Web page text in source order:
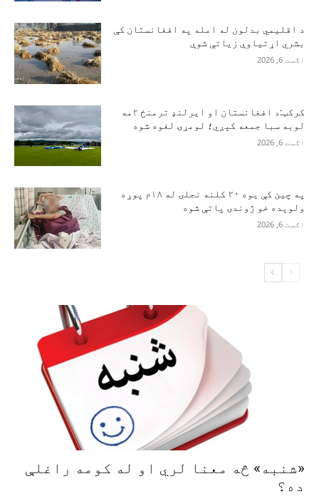
د اقلیمي بدلون له امله په افغانستان کې
بشري اړتیاوې زیاتې شوې
اګست 6, 2026
کرکټ:د افغانستان او ایرلنډ ترمنځ ۲مه
لوبه سبا جمعه کېږي؛ لومړۍ لغوه شوه
اګست 6, 2026
په چین کې یوه ۲۰ کلنه نجلۍ له ۱۸م پوړه
ولوېده خو ژوندۍ پاتې شوه
اګست 6, 2026
«شنبه» څه معنا لري او له کومه راغلې
ده؟